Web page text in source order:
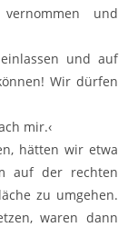
und
und auf
Wir dürfen
mir.‹
hätten wir etwa
auf der rechten
zu umgehen.
waren dann